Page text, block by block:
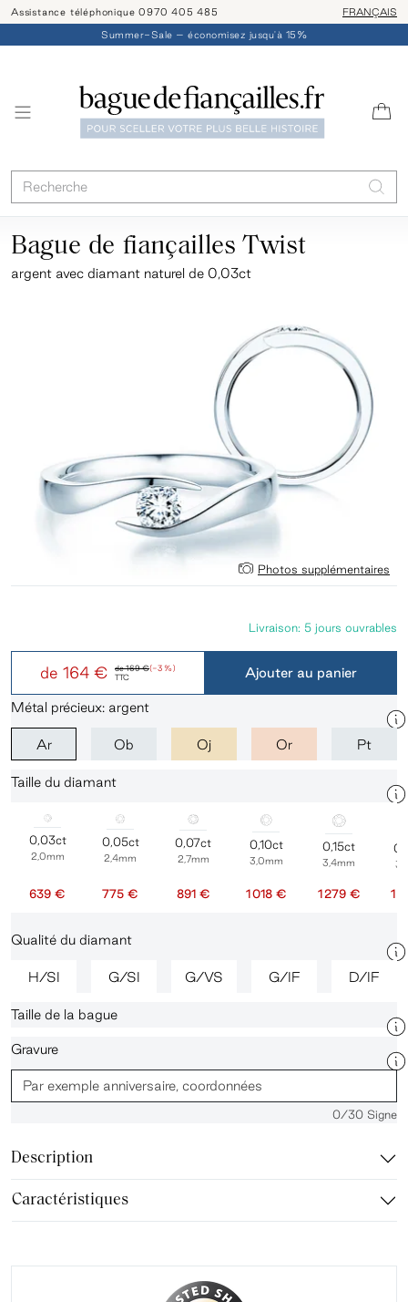
Assistance téléphonique 0970 405 485 Livraison/
FRANÇAIS
Summer-Sale – économisez jusqu'à 15%
Bague de fiançailles Twist
argent avec diamant naturel de 0,03ct
Photos supplémentaires
de169 €(-3 %)
de 164 € TTC
Livraison: 5 jours ouvrables
Ajouter au panier
Métal précieux: argent
Ar Ob Oj Or Pt
Taille du diamant
0,03ct
2,0mm
639 €
0,05ct
2,4mm
775 €
0,07ct
2,7mm
891 €
0,10ct
3,0mm
1 018 €
0,15ct
3,4mm
1 279 € 1
Qualité du diamant
H/SI G/SI G/VS G/IF D/IF
Taille de la bague
Gravure
0/30 Signe
Description
Caractéristiques